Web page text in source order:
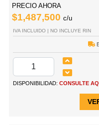
PRECIO AHORA
$1,487,500 c/u
IVA INCLUIDO | NO INCLUYE RIN
DISPONIBILIDAD: CONSULTE